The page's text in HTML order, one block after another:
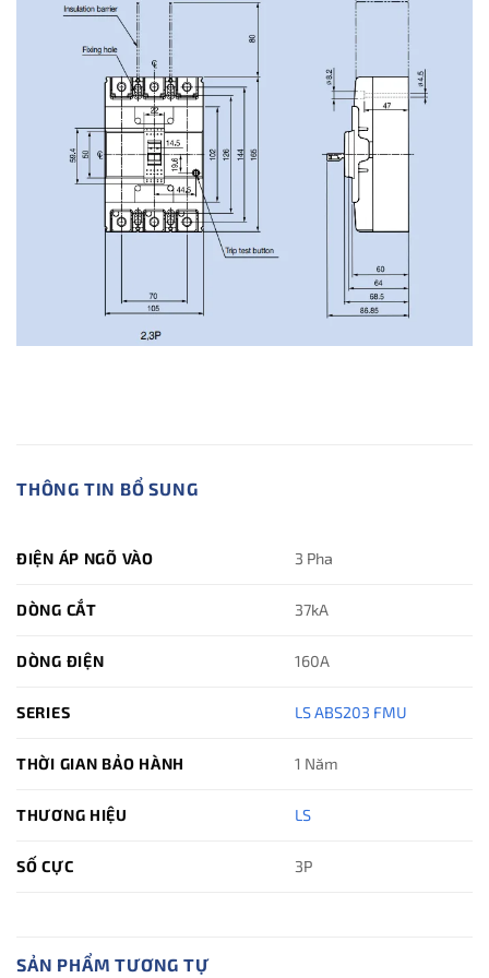
THÔNG TIN BỔ SUNG
ĐIỆN ÁP NGÕ VÀO 3 Pha
DÒNG CẮT 37kA
DÒNG ĐIỆN 160A
SERIES LS ABS203 FMU
THỜI GIAN BẢO HÀNH 1 Năm
THƯƠNG HIỆU LS
SỐ CỰC 3P
SẢN PHẨM TƯƠNG TỰ